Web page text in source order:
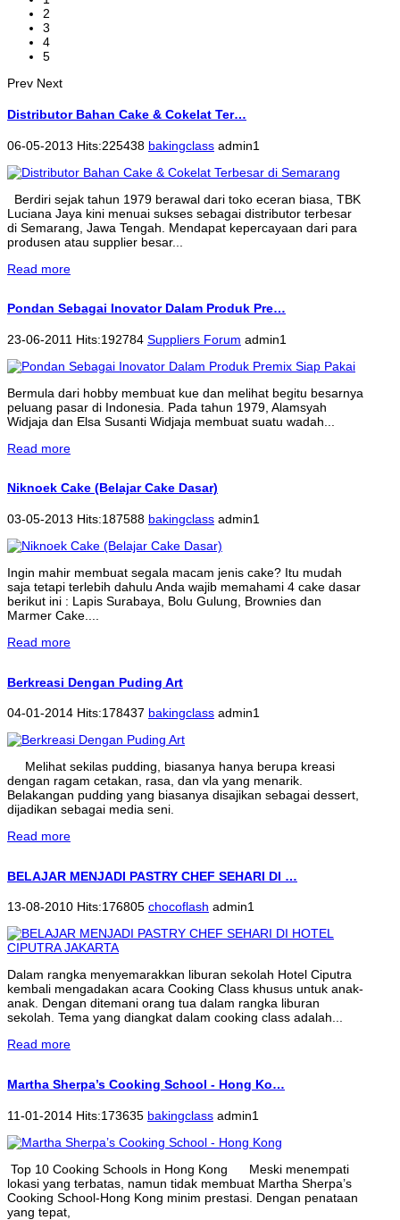
2
3
4
5
Prev Next
Distributor Bahan Cake & Cokelat Ter…
06-05-2013 Hits:225438 bakingclass admin1
Berdiri sejak tahun 1979 berawal dari toko eceran biasa, TBK
Luciana Jaya kini menuai sukses sebagai distributor terbesar
di Semarang, Jawa Tengah. Mendapat kepercayaan dari para
produsen atau supplier besar...
Read more
Pondan Sebagai Inovator Dalam Produk Pre…
23-06-2011 Hits:192784 Suppliers Forum admin1
Bermula dari hobby membuat kue dan melihat begitu besarnya
peluang pasar di Indonesia. Pada tahun 1979, Alamsyah
Widjaja dan Elsa Susanti Widjaja membuat suatu wadah...
Read more
Niknoek Cake (Belajar Cake Dasar)
03-05-2013 Hits:187588 bakingclass admin1
Ingin mahir membuat segala macam jenis cake? Itu mudah
saja tetapi terlebih dahulu Anda wajib memahami 4 cake dasar
berikut ini : Lapis Surabaya, Bolu Gulung, Brownies dan
Marmer Cake....
Read more
Berkreasi Dengan Puding Art
04-01-2014 Hits:178437 bakingclass admin1
Melihat sekilas pudding, biasanya hanya berupa kreasi
dengan ragam cetakan, rasa, dan vla yang menarik.
Belakangan pudding yang biasanya disajikan sebagai dessert,
dijadikan sebagai media seni.
Read more
BELAJAR MENJADI PASTRY CHEF SEHARI DI …
13-08-2010 Hits:176805 chocoflash admin1
Dalam rangka menyemarakkan liburan sekolah Hotel Ciputra
kembali mengadakan acara Cooking Class khusus untuk anak-
anak. Dengan ditemani orang tua dalam rangka liburan
sekolah. Tema yang diangkat dalam cooking class adalah...
Read more
Martha Sherpa’s Cooking School - Hong Ko…
11-01-2014 Hits:173635 bakingclass admin1
Top 10 Cooking Schools in Hong Kong Meski menempati
lokasi yang terbatas, namun tidak membuat Martha Sherpa’s
Cooking School-Hong Kong minim prestasi. Dengan penataan
yang tepat,